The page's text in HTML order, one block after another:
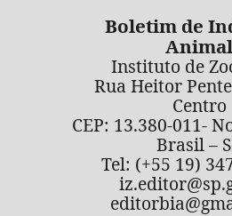
Boletim de
Animal
Instituto de
Rua Heitor
Centro
CEP: 13.380-011-
Brasil –
Tel: (+55 19)